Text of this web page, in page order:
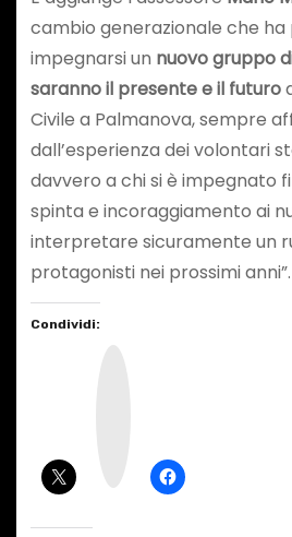
cambio generazionale che
impegnarsi un nuovo gruppo
saranno il presente e il futuro
Civile a Palmanova, sempre
dall’esperienza dei volontari
davvero a chi si è impegnato
spinta e incoraggiamento ai
interpretare sicuramente un
protagonisti nei prossimi anni”.
Condividi: